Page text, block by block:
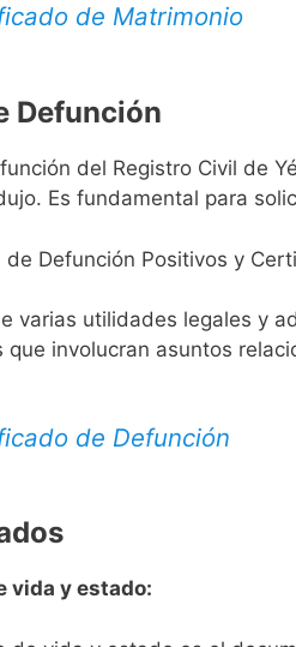
de Matrimonio
Defunción
del Registro Civil de
Es fundamental para
Defunción Positivos y
varias utilidades legales y
involucran asuntos
de Defunción
vida y estado: